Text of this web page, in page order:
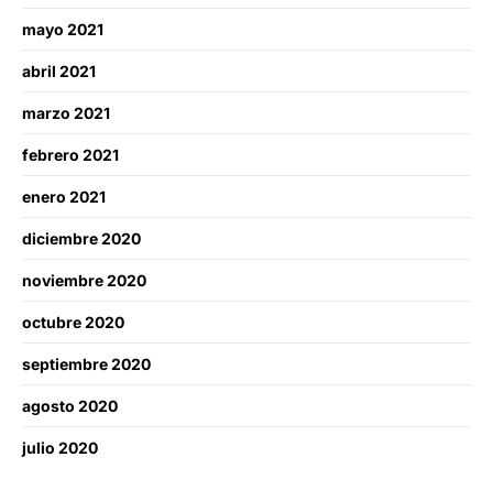
mayo 2021
abril 2021
marzo 2021
febrero 2021
enero 2021
diciembre 2020
noviembre 2020
octubre 2020
septiembre 2020
agosto 2020
julio 2020